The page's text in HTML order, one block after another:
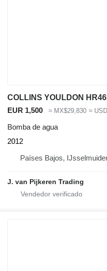
COLLINS YOULDON
EUR 1,500
≈ MX$29,830 ≈
Bomba de agua
2012
Países Bajos,
J. van Pijkeren Trading